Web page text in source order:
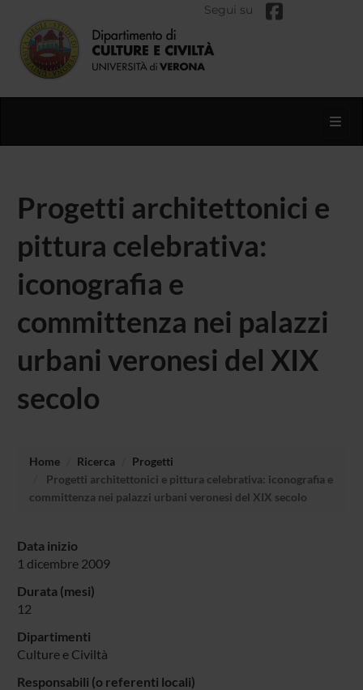
Segui su
Progetti architettonici e
pittura celebrativa:
iconografia e
committenza nei palazzi
urbani veronesi del XIX
secolo
Home Ricerca
Progetti
Progetti architettonici e pittura celebrativa: iconografia e
committenza nei palazzi urbani veronesi del XIX secolo
Data inizio
1 dicembre 2009
Durata (mesi)
12
Dipartimenti
Culture e Civiltà
Responsabili (o referenti locali)